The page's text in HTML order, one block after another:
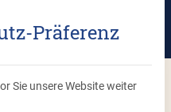
Präferenz
Sie unsere Website weiter